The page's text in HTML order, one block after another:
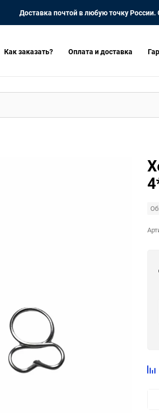
Доставка почтой в любую точку России.
Как заказать? Оплата и доставка